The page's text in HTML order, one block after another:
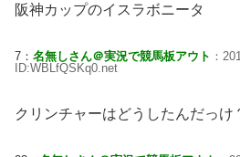
阪神カップのイスラボニータ
7： 名無しさん＠実況で競馬板アウト ：
ID:WBLfQSKq0.net
クリンチャーはどうしたんだっけ